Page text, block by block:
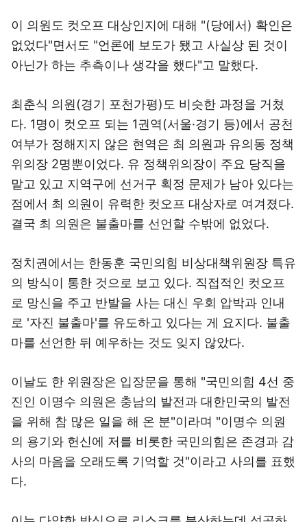
이 의원도 컷오프 대상인지에 대해 "(당에서) 확인은
없었다"면서도 "언론에 보도가 됐고 사실상 된 것이
아닌가 하는 추측이나 생각을 했다"고 말했다.
최춘식 의원(경기 포천가평)도 비슷한 과정을 거쳤
다. 1명이 컷오프 되는 1권역(서울·경기 등)에서 공천
여부가 정해지지 않은 현역은 최 의원과 유의동 정책
위의장 2명뿐이었다. 유 정책위의장이 주요 당직을
맡고 있고 지역구에 선거구 획정 문제가 남아 있다는
점에서 최 의원이 유력한 컷오프 대상자로 여겨졌다.
결국 최 의원은 불출마를 선언할 수밖에 없었다.
정치권에서는 한동훈 국민의힘 비상대책위원장 특유
의 방식이 통한 것으로 보고 있다. 직접적인 컷오프
로 망신을 주고 반발을 사는 대신 우회 압박과 인내
로 '자진 불출마'를 유도하고 있다는 게 요지다. 불출
마를 선언한 뒤 예우하는 것도 잊지 않았다.
이날도 한 위원장은 입장문을 통해 "국민의힘 4선 중
진인 이명수 의원은 충남의 발전과 대한민국의 발전
을 위해 참 많은 일을 해 온 분"이라며 "이명수 의원
의 용기와 헌신에 저를 비롯한 국민의힘은 존경과 감
사의 마음을 오래도록 기억할 것"이라고 사의를 표했
다.